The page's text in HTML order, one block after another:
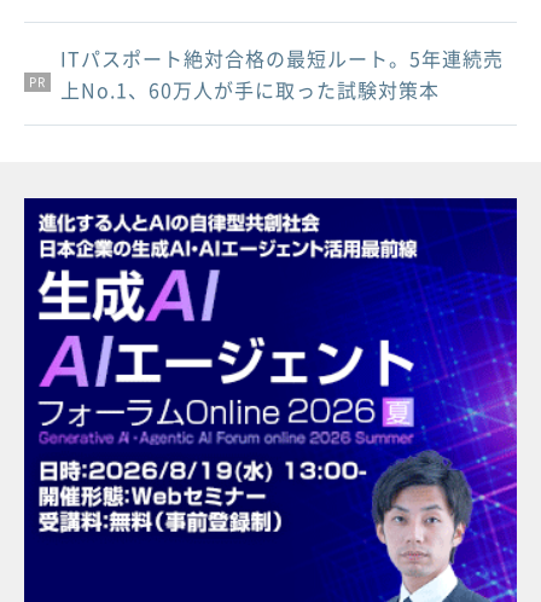
PR
PR
PR
ITパスポート絶対合格の最短ルート。5年連続売
上No.1、60万人が手に取った試験対策本